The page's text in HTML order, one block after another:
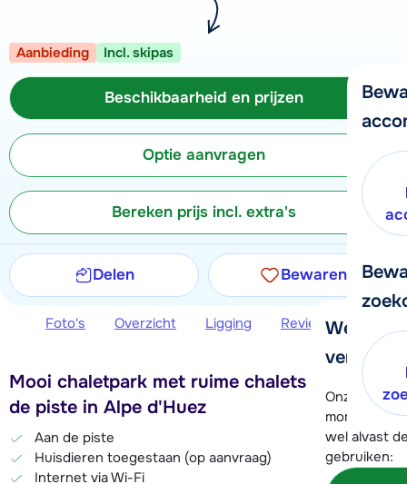
We
verder!
Onze
moment
wel alvast
gebruiken:
Aanbieding Incl. skipas
Beschikbaarheid en prijzen
Optie aanvragen
Bereken prijs incl. extra's
Delen Bewaren
Foto's Overzicht Ligging Reviews
Mooi chaletpark met ruime chalets direct aan
de piste in Alpe d'Huez
Aan de piste
Huisdieren toegestaan (op aanvraag)
Internet via Wi-Fi